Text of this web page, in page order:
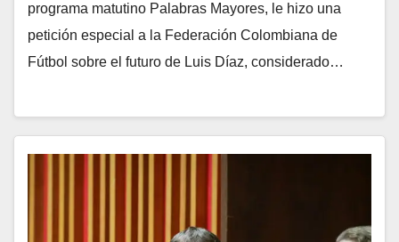
programa matutino Palabras Mayores, le hizo una
petición especial a la Federación Colombiana de
Fútbol sobre el futuro de Luis Díaz, considerado…